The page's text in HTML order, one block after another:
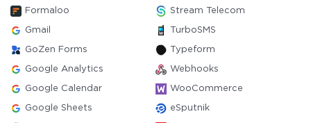
Formaloo Stream Telecom
Gmail TurboSMS
GoZen Forms Typeform
Google Analytics Webhooks
Google Calendar WooCommerce
Google Sheets eSputnik